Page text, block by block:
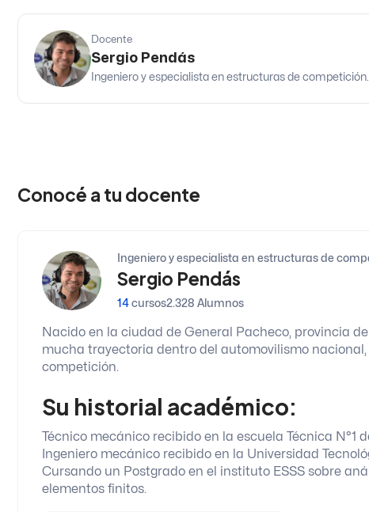
Docente
Sergio Pendás
Ingeniero y especialista en estructuras de competición.
Conocé a tu docente
Ingeniero y especialista en estructuras de
Sergio Pendás
14cursos2.328 Alumnos
Nacido en la ciudad de General Pacheco, provincia
mucha trayectoria dentro del automovilismo
competición.
Su historial académico:
Técnico mecánico recibido en la escuela Técnica N°1
Ingeniero mecánico recibido en la Universidad
Cursando un Postgrado en el instituto ESSS sobre
elementos finitos.